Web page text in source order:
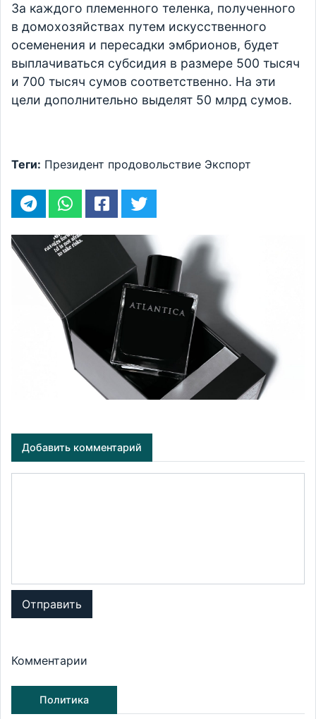
За каждого племенного теленка, полученного
в домохозяйствах путем искусственного
осеменения и пересадки эмбрионов, будет
выплачиваться субсидия в размере 500 тысяч
и 700 тысяч сумов соответственно. На эти
цели дополнительно выделят 50 млрд сумов.
Теги: Президент продовольствие Экспорт
Добавить комментарий
Отправить
Комментарии
Политика